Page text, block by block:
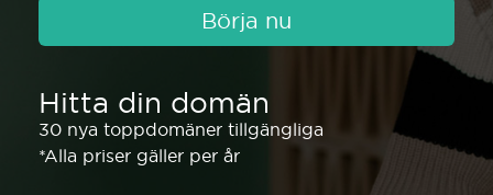
Börja nu
Hitta din domän
30 nya toppdomäner tillgängliga
*Alla priser gäller per år